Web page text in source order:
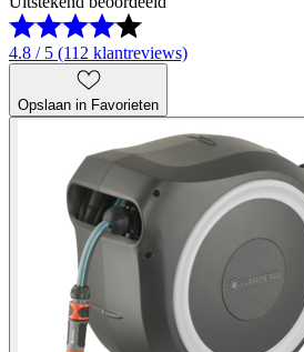
4.8 / 5 (112 klantreviews)
Opslaan in Favorieten